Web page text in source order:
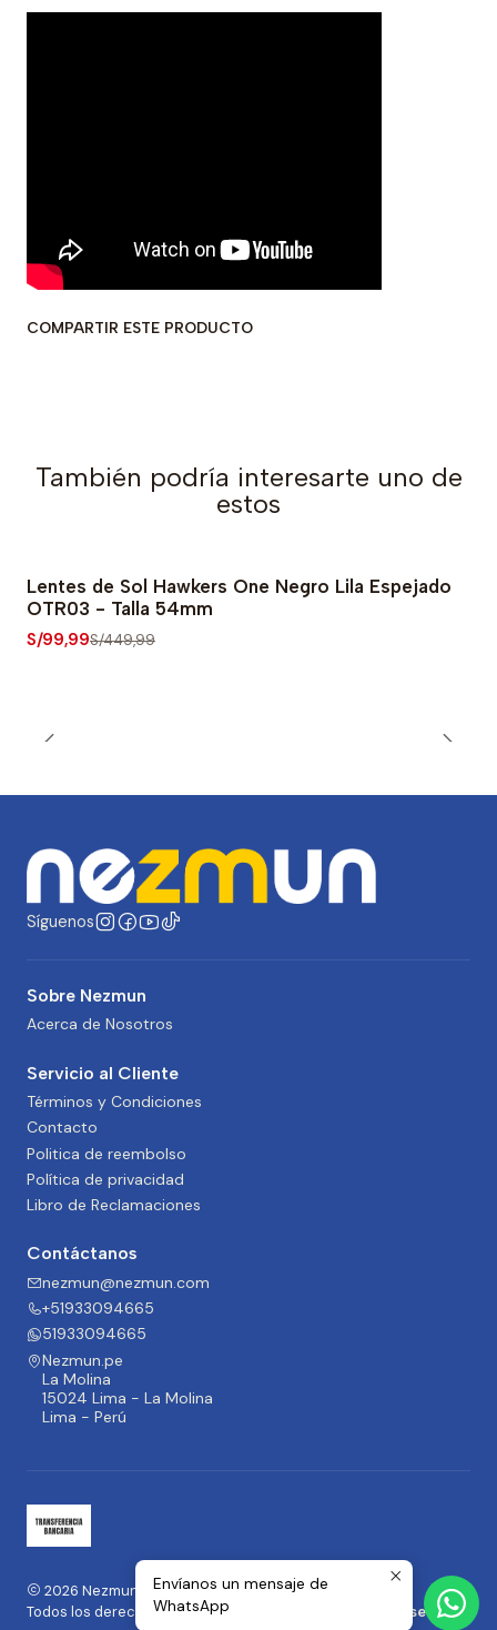
COMPARTIR ESTE PRODUCTO
También podría interesarte uno de
estos
-78% OFF
Lentes de Sol Hawkers One Negro Lila Espejado
OTR03 - Talla 54mm
S/99,99S/449,99
Síguenos
Sobre Nezmun
Acerca de Nosotros
Servicio al Cliente
Términos y Condiciones
Contacto
Politica de reembolso
Política de privacidad
Libro de Reclamaciones
Contáctanos
nezmun@nezmun.com
+51933094665
51933094665
Nezmun.pe
La Molina
15024 Lima - La Molina
Lima - Perú
2026 Nezmun.pe | Moda y Accesorios.
Todos los derechos reservados.
Desarrollado por Jumpseller.
Envíanos un mensaje de
WhatsApp